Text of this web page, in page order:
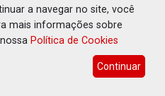
que prefeitura não
de lote irregular
pelos danos ambientais
a navegar no site, você
mais informações sobre
Política de Cookies
Continuar